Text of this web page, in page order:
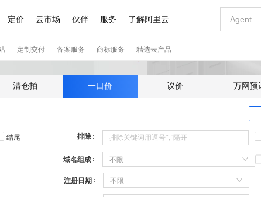
清仓拍 一口价 议价 万网预
结尾 排除
域名组成 不限
注册日期 不限